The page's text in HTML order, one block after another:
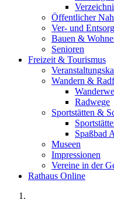
Öffentlicher
Ver- und
Bauen &
Senioren
Freizeit & Tourismus
Wandern &
Radwege
Sportstätten &
Spaßbad
Museen
Impressionen
Vereine in der
Rathaus Online